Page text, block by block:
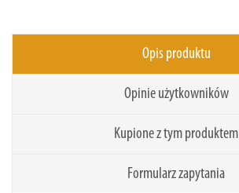
Opis produktu
Opinie użytkowników
Kupione z tym produktem
Formularz zapytania